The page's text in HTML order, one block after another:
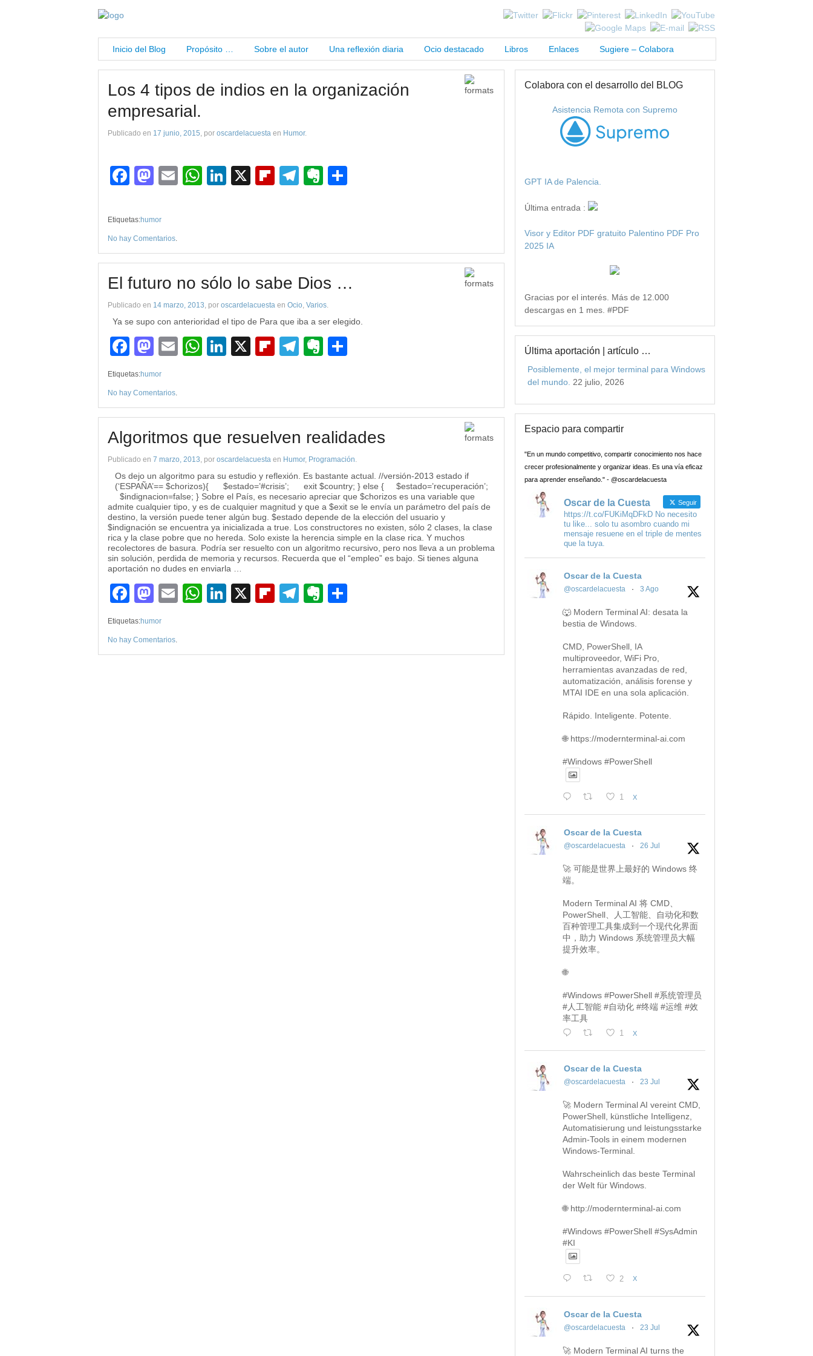
Inicio del Blog Propósito … Sobre el autor Una reflexión diaria Ocio destacado Libros Enlaces Sugiere – Colabora
Los 4 tipos de indios en la organización
empresarial.
Publicado en 17 junio, 2015, por oscardelacuesta en Humor.
Facebook
Mastodon
EmailWhatsApp
LinkedIn
X Flipboard
Telegram
Evernote
Etiquetas:humor
No hay Comentarios.
El futuro no sólo lo sabe Dios …
Publicado en 14 marzo, 2013, por oscardelacuesta en Ocio, Varios.
Ya se supo con anterioridad el tipo de Para que iba a ser elegido.
Facebook
Mastodon
EmailWhatsApp
LinkedIn
X Flipboard
Telegram
Evernote
Etiquetas:humor
No hay Comentarios.
Algoritmos que resuelven realidades
Publicado en 7 marzo, 2013, por oscardelacuesta en Humor, Programación.
Os dejo un algoritmo para su estudio y reflexión. Es bastante actual. //versión-2013 estado if
(‘ESPAÑA’== $chorizos){ $estado=’#crisis’; exit $country; } else { $estado=’recuperación’;
$indignacion=false; } Sobre el País, es necesario apreciar que $chorizos es una variable que
admite cualquier tipo, y es de cualquier magnitud y que a $exit se le envía un parámetro del país de
destino, la versión puede tener algún bug. $estado depende de la elección del usuario y
$indignación se encuentra ya inicializada a true. Los constructores no existen, sólo 2 clases, la clase
rica y la clase pobre que no hereda. Solo existe la herencia simple en la clase rica. Y muchos
recolectores de basura. Podría ser resuelto con un algoritmo recursivo, pero nos lleva a un problema
sin solución, perdida de memoria y recursos. Recuerda que el “empleo” es bajo. Si tienes alguna
aportación no dudes en enviarla …
Facebook
Mastodon
EmailWhatsApp
LinkedIn
X Flipboard
Telegram
Evernote
Etiquetas:humor
No hay Comentarios.
Colabora con el desarrollo del BLOG
Asistencia Remota con Supremo
GPT IA de Palencia.
Última entrada :
Visor y Editor PDF gratuito Palentino PDF Pro
2025 IA
Gracias por el interés. Más de 12.000
descargas en 1 mes. #PDF
Última aportación | artículo …
Posiblemente, el mejor terminal para Windows
del mundo. 22 julio, 2026
Espacio para compartir
"En un mundo competitivo, compartir conocimiento nos hace
crecer profesionalmente y organizar ideas. Es una vía eficaz
para aprender enseñando." - @oscardelacuesta
Oscar de la Cuesta Seguir
https://t.co/FUKiMqDFkD No necesito
tu like... solo tu asombro cuando mi
mensaje resuene en el triple de mentes
que la tuya.
Oscar de la Cuesta
@oscardelacuesta · 3 Ago
🐺 Modern Terminal AI: desata la
bestia de Windows.
CMD, PowerShell, IA
multiproveedor, WiFi Pro,
herramientas avanzadas de red,
automatización, análisis forense y
MTAI IDE en una sola aplicación.
Rápido. Inteligente. Potente.
🌐 https://modernterminal-ai.com
#Windows #PowerShell
1 X
Oscar de la Cuesta
@oscardelacuesta · 26 Jul
🚀 可能是世界上最好的 Windows 终
端。
Modern Terminal AI 将 CMD、
PowerShell、人工智能、自动化和数
百种管理工具集成到一个现代化界面
中，助力 Windows 系统管理员大幅
提升效率。
🌐
#Windows #PowerShell #系统管理员
#人工智能 #自动化 #终端 #运维 #效
率工具
1 X
Oscar de la Cuesta
@oscardelacuesta · 23 Jul
🚀 Modern Terminal AI vereint CMD,
PowerShell, künstliche Intelligenz,
Automatisierung und leistungsstarke
Admin-Tools in einem modernen
Windows-Terminal.
Wahrscheinlich das beste Terminal
der Welt für Windows.
🌐 http://modernterminal-ai.com
#Windows #PowerShell #SysAdmin
#KI
2 X
Oscar de la Cuesta
@oscardelacuesta · 23 Jul
🚀 Modern Terminal AI turns the